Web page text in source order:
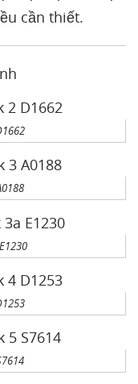
cần thiết.